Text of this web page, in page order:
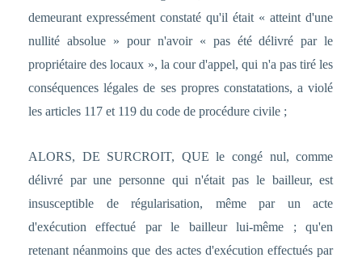
demeurant expressément constaté qu'il était « atteint d'une
nullité absolue » pour n'avoir « pas été délivré par le
propriétaire des locaux », la cour d'appel, qui n'a pas tiré les
conséquences légales de ses propres constatations, a violé
les articles 117 et 119 du code de procédure civile ;
ALORS, DE SURCROIT, QUE le congé nul, comme
délivré par une personne qui n'était pas le bailleur, est
insusceptible de régularisation, même par un acte
d'exécution effectué par le bailleur lui-même ; qu'en
retenant néanmoins que des actes d'exécution effectués par